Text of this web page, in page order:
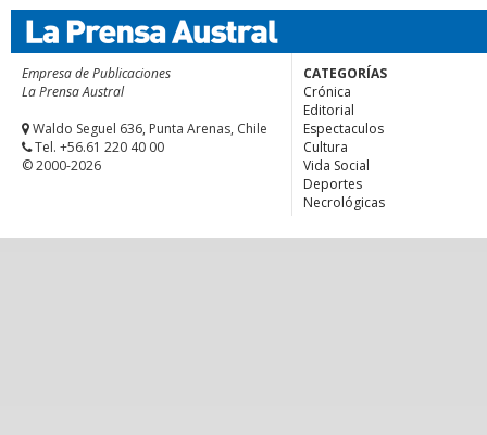
Empresa de Publicaciones
La Prensa Austral
Waldo Seguel 636, Punta Arenas, Chile
Tel. +56.61 220 40 00
© 2000-2026
CATEGORÍAS
Crónica
Editorial
Espectaculos
Cultura
Vida Social
Deportes
Necrológicas